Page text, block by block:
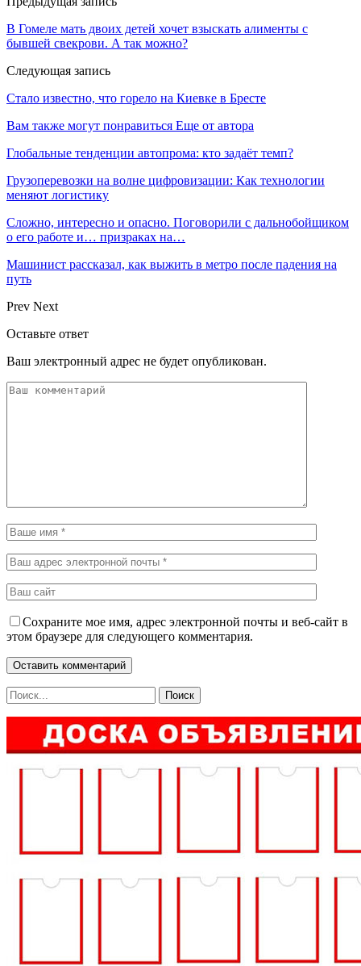
В Гомеле мать двоих детей хочет взыскать алименты с
бывшей свекрови. А так можно?
Следующая запись
Стало известно, что горело на Киевке в Бресте
Вам также могут понравиться Еще от автора
Глобальные тенденции автопрома: кто задаёт темп?
Грузоперевозки на волне цифровизации: Как технологии
меняют логистику
Сложно, интересно и опасно. Поговорили с дальнобойщиком
о его работе и… призраках на…
Машинист рассказал, как выжить в метро после падения на
путь
Prev Next
Оставьте ответ
Ваш электронный адрес не будет опубликован.
Сохраните мое имя, адрес электронной почты и веб-сайт в
этом браузере для следующего комментария.